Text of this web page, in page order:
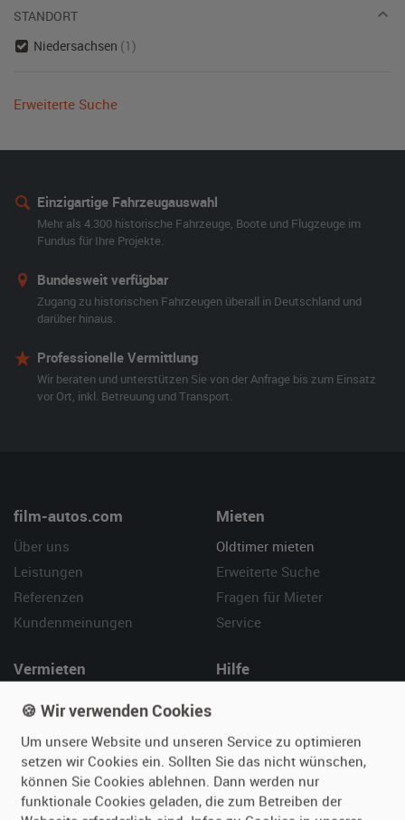
STANDORT
Niedersachsen (1)
Erweiterte Suche
Einzigartige Fahrzeugauswahl
Mehr als 4.300 historische Fahrzeuge, Boote und Flugzeuge im
Fundus für Ihre Projekte.
Bundesweit verfügbar
Zugang zu historischen Fahrzeugen überall in Deutschland und
darüber hinaus.
Professionelle Vermittlung
Wir beraten und unterstützen Sie von der Anfrage bis zum Einsatz
vor Ort, inkl. Betreuung und Transport.
film-autos.com
Über uns
Leistungen
Referenzen
Kundenmeinungen
Mieten
Oldtimer mieten
Erweiterte Suche
Fragen für Mieter
Service
Vermieten
Oldtimer anmelden
Fragen für Vermieter
Inserat verwalten
Hilfe
Kontakt
🍪 Wir verwenden Cookies
Um unsere Website und unseren Service zu optimieren
setzen wir Cookies ein. Sollten Sie das nicht wünschen,
können Sie Cookies ablehnen. Dann werden nur
funktionale Cookies geladen, die zum Betreiben der